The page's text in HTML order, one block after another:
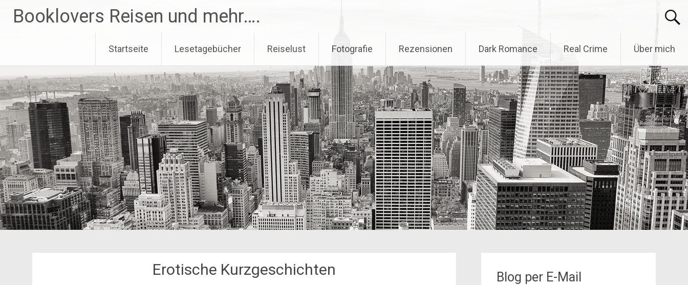
InhaltBooklovers Reisen und mehr….
Startseite Lesetagebücher Reiselust Fotografie Rezensionen Dark Romance Real Crime Über mich
Erotische Kurzgeschichten
Blog per E-Mail